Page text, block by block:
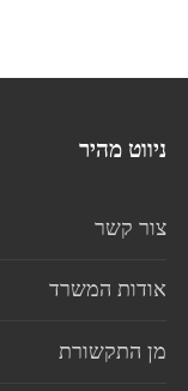
ניווט מהיר
צור קשר
אודות המשרד
מן התקשורת